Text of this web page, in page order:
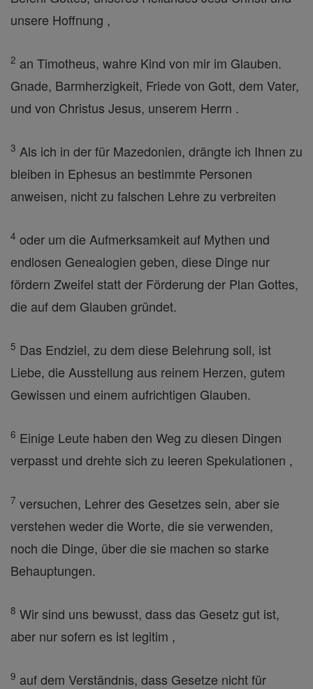
unsere Hoffnung ,
2 an Timotheus, wahre Kind von mir im Glauben.
Gnade, Barmherzigkeit, Friede von Gott, dem Vater,
und von Christus Jesus, unserem Herrn .
3 Als ich in der für Mazedonien, drängte ich Ihnen zu
bleiben in Ephesus an bestimmte Personen
anweisen, nicht zu falschen Lehre zu verbreiten
4 oder um die Aufmerksamkeit auf Mythen und
endlosen Genealogien geben, diese Dinge nur
fördern Zweifel statt der Förderung der Plan Gottes,
die auf dem Glauben gründet.
5 Das Endziel, zu dem diese Belehrung soll, ist
Liebe, die Ausstellung aus reinem Herzen, gutem
Gewissen und einem aufrichtigen Glauben.
6 Einige Leute haben den Weg zu diesen Dingen
verpasst und drehte sich zu leeren Spekulationen ,
7 versuchen, Lehrer des Gesetzes sein, aber sie
verstehen weder die Worte, die sie verwenden,
noch die Dinge, über die sie machen so starke
Behauptungen.
8 Wir sind uns bewusst, dass das Gesetz gut ist,
aber nur sofern es ist legitim ,
9 auf dem Verständnis, dass Gesetze nicht für